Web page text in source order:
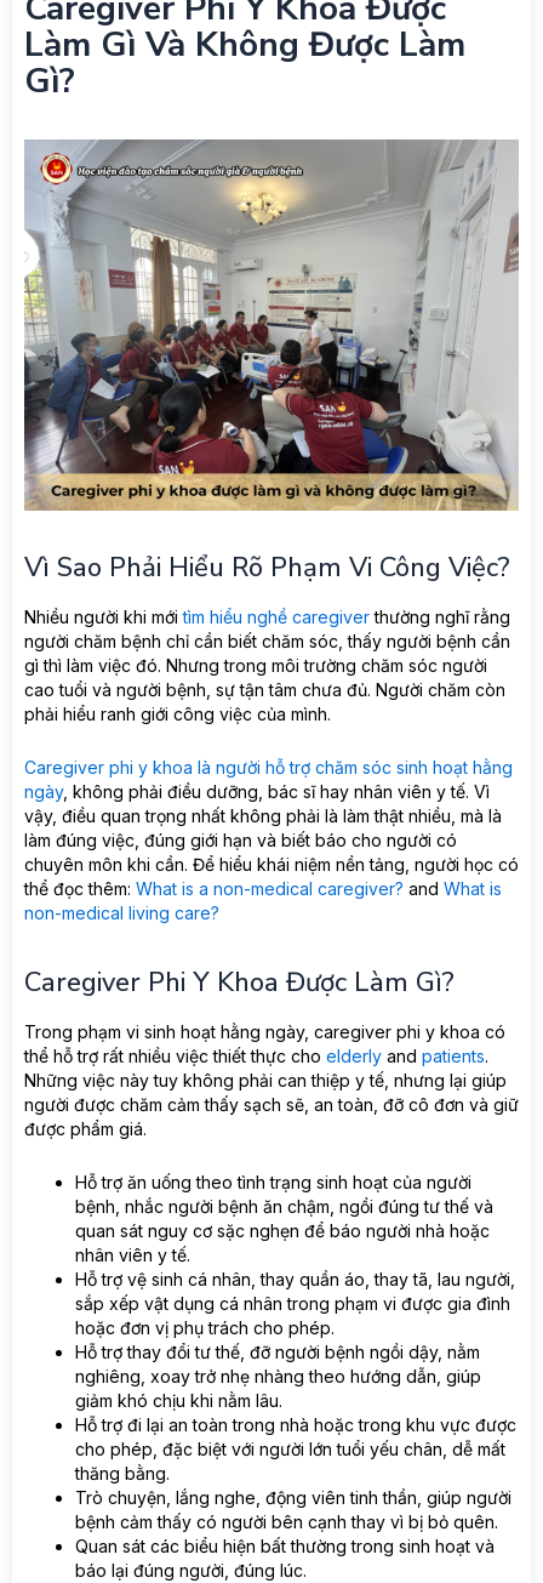
Làm Gì Và Không Được Làm
Gì?
Vì Sao Phải Hiểu Rõ Phạm Vi Công Việc?
Nhiều người khi mớitìm hiểu nghề caregiverthường nghĩ rằng
người chăm bệnh chỉ cần biết chăm sóc, thấy người bệnh cần
gì thì làm việc đó. Nhưng trong môi trường chăm sóc người
cao tuổi và người bệnh, sự tận tâm chưa đủ. Người chăm còn
phải hiểu ranh giới công việc của mình.
Caregiver phi y khoa là người hỗ trợ chăm sóc sinh hoạt hằng
ngày, không phải điều dưỡng, bác sĩ hay nhân viên y tế. Vì
vậy, điều quan trọng nhất không phải là làm thật nhiều, mà là
làm đúng việc, đúng giới hạn và biết báo cho người có
chuyên môn khi cần. Để hiểu khái niệm nền tảng, người học có
thể đọc thêm: What is a non-medical caregiver? and What is
non-medical living care?
Caregiver Phi Y Khoa Được Làm Gì?
Trong phạm vi sinh hoạt hằng ngày, caregiver phi y khoa có
thể hỗ trợ rất nhiều việc thiết thực cho elderly and patients.
Những việc này tuy không phải can thiệp y tế, nhưng lại giúp
người được chăm cảm thấy sạch sẽ, an toàn, đỡ cô đơn và giữ
được phẩm giá.
Hỗ trợ ăn uống theo tình trạng sinh hoạt của người
bệnh, nhắc người bệnh ăn chậm, ngồi đúng tư thế và
quan sát nguy cơ sặc nghẹn để báo người nhà hoặc
nhân viên y tế.
Hỗ trợ vệ sinh cá nhân, thay quần áo, thay tã, lau người,
sắp xếp vật dụng cá nhân trong phạm vi được gia đình
hoặc đơn vị phụ trách cho phép.
Hỗ trợ thay đổi tư thế, đỡ người bệnh ngồi dậy, nằm
nghiêng, xoay trở nhẹ nhàng theo hướng dẫn, giúp
giảm khó chịu khi nằm lâu.
Hỗ trợ đi lại an toàn trong nhà hoặc trong khu vực được
cho phép, đặc biệt với người lớn tuổi yếu chân, dễ mất
thăng bằng.
Trò chuyện, lắng nghe, động viên tinh thần, giúp người
bệnh cảm thấy có người bên cạnh thay vì bị bỏ quên.
Quan sát các biểu hiện bất thường trong sinh hoạt và
báo lại đúng người, đúng lúc.